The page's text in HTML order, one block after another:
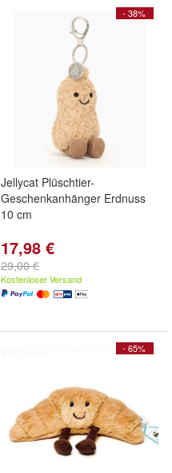
- 38%
Jellycat Plüschtier-
Geschenkanhänger Erdnuss
10 cm
17,98 €
29,00 €
Kostenloser Versand
- 65%